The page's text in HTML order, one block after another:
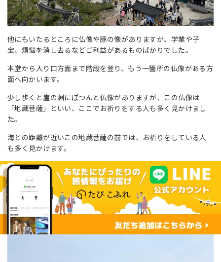
他にもいたるところに仏像や豚の像がありますが、学業や子
宝、煩悩を消し去るなどご利益があるものばかりでした。
本堂から入り口方面まで階段を登り、もう一箇所の仏像がある方
面へ向かいます。
少し歩くと崖の淵にぽつんと仏像がありますが、この仏像は
「地蔵菩薩」といい、ここでお祈りをする人も多く見かけまし
た。
海との距離が近いこの地蔵菩薩の前では、お祈りをしている人
も多く見かけます。